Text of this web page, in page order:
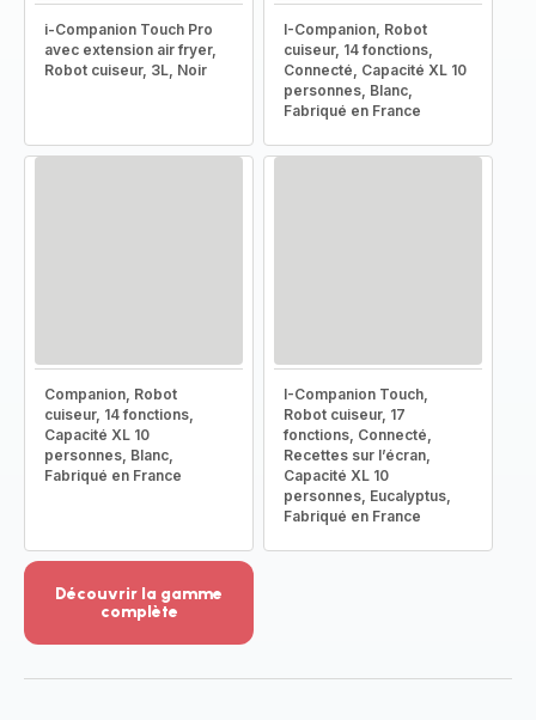
i-Companion Touch Pro
avec extension air fryer,
Robot cuiseur, 3L, Noir
I-Companion, Robot
cuiseur, 14 fonctions,
Connecté, Capacité XL 10
personnes, Blanc,
Fabriqué en France
Companion, Robot
cuiseur, 14 fonctions,
Capacité XL 10
personnes, Blanc,
Fabriqué en France
I-Companion Touch,
Robot cuiseur, 17
fonctions, Connecté,
Recettes sur l’écran,
Capacité XL 10
personnes, Eucalyptus,
Fabriqué en France
Découvrir la gamme
complète
-